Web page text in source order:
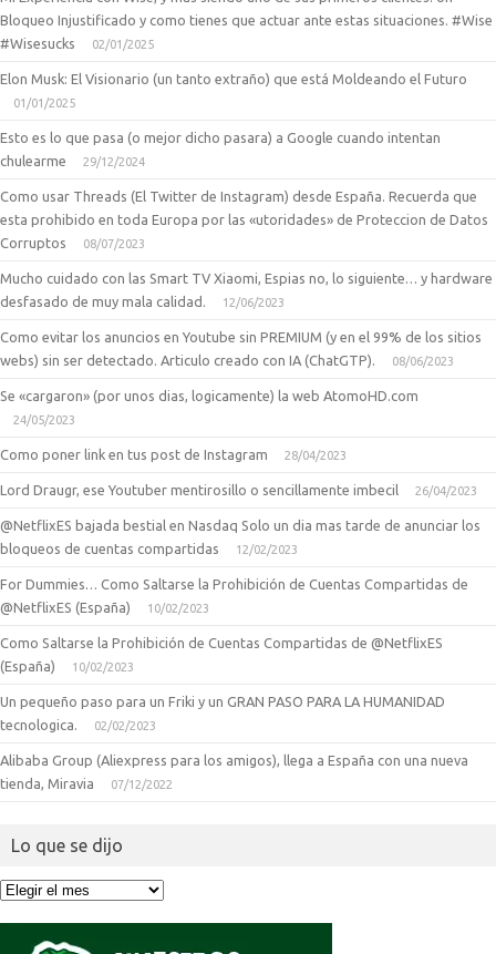
Bloqueo Injustificado y como tienes que actuar ante estas situaciones. #Wise
#Wisesucks
02/01/2025
Elon Musk: El Visionario (un tanto extraño) que está Moldeando el Futuro
01/01/2025
Esto es lo que pasa (o mejor dicho pasara) a Google cuando intentan
chulearme
29/12/2024
Como usar Threads (El Twitter de Instagram) desde España. Recuerda que
esta prohibido en toda Europa por las «utoridades» de Proteccion de Datos
Corruptos
08/07/2023
Mucho cuidado con las Smart TV Xiaomi, Espias no, lo siguiente… y hardware
desfasado de muy mala calidad.
12/06/2023
Como evitar los anuncios en Youtube sin PREMIUM (y en el 99% de los sitios
webs) sin ser detectado. Articulo creado con IA (ChatGTP).
08/06/2023
Se «cargaron» (por unos dias, logicamente) la web AtomoHD.com
24/05/2023
Como poner link en tus post de Instagram 28/04/2023
Lord Draugr, ese Youtuber mentirosillo o sencillamente imbecil 26/04/2023
@NetflixES bajada bestial en Nasdaq Solo un dia mas tarde de anunciar los
bloqueos de cuentas compartidas
12/02/2023
For Dummies… Como Saltarse la Prohibición de Cuentas Compartidas de
@NetflixES (España)
10/02/2023
Como Saltarse la Prohibición de Cuentas Compartidas de @NetflixES
(España)
10/02/2023
Un pequeño paso para un Friki y un GRAN PASO PARA LA HUMANIDAD
tecnologica.
02/02/2023
Alibaba Group (Aliexpress para los amigos), llega a España con una nueva
tienda, Miravia
07/12/2022
Lo que se dijo
Lo